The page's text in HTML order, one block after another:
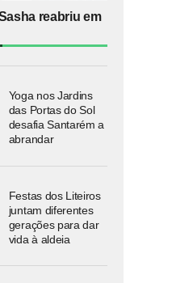
reabriu em
Yoga nos Jardins
das Portas do Sol
desafia Santarém a
abrandar
Festas dos Liteiros
juntam diferentes
gerações para dar
vida à aldeia